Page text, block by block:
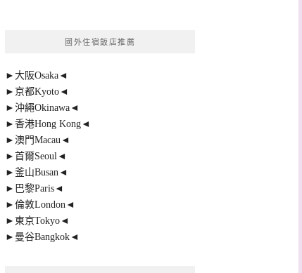
國外住宿飯店推薦
►大阪Osaka◄
►京都Kyoto◄
►沖繩Okinawa◄
►香港Hong Kong◄
►澳門Macau◄
►首爾Seoul◄
►釜山Busan◄
►巴黎Paris◄
►倫敦London◄
►東京Tokyo◄
►曼谷Bangkok◄